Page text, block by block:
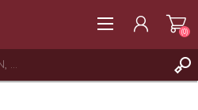
(0)